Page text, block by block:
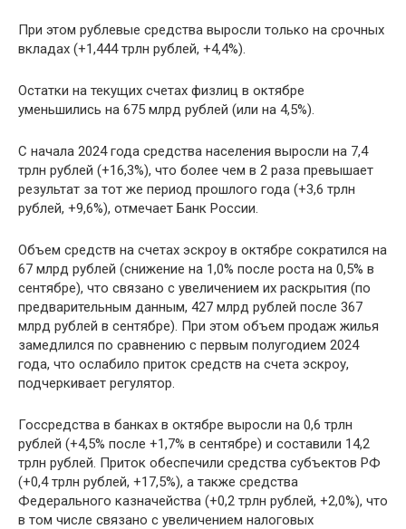
При этом рублевые средства выросли только на срочных
вкладах (+1,444 трлн рублей, +4,4%).
Остатки на текущих счетах физлиц в октябре
уменьшились на 675 млрд рублей (или на 4,5%).
С начала 2024 года средства населения выросли на 7,4
трлн рублей (+16,3%), что более чем в 2 раза превышает
результат за тот же период прошлого года (+3,6 трлн
рублей, +9,6%), отмечает Банк России.
Объем средств на счетах эскроу в октябре сократился на
67 млрд рублей (снижение на 1,0% после роста на 0,5% в
сентябре), что связано с увеличением их раскрытия (по
предварительным данным, 427 млрд рублей после 367
млрд рублей в сентябре). При этом объем продаж жилья
замедлился по сравнению с первым полугодием 2024
года, что ослабило приток средств на счета эскроу,
подчеркивает регулятор.
Госсредства в банках в октябре выросли на 0,6 трлн
рублей (+4,5% после +1,7% в сентябре) и составили 14,2
трлн рублей. Приток обеспечили средства субъектов РФ
(+0,4 трлн рублей, +17,5%), а также средства
Федерального казначейства (+0,2 трлн рублей, +2,0%), что
в том числе связано с увеличением налоговых